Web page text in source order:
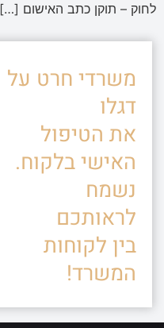
לחוק – תוקן כתב האישום […]
משרדי חרט על
דגלו
את הטיפול
האישי בלקוח.
נשמח
לראותכם
בין לקוחות
המשרד!